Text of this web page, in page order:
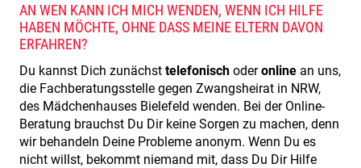
AN WEN KANN ICH MICH WENDEN, WENN ICH HILFE
HABEN MÖCHTE, OHNE DASS MEINE ELTERN DAVON
ERFAHREN?
Du kannst Dich zunächsttelefonisch oderonline an uns,
die Fachberatungsstelle gegen Zwangsheirat in NRW,
des Mädchenhauses Bielefeld wenden. Bei der Online-
Beratung brauchst Du Dir keine Sorgen zu machen, denn
wir behandeln Deine Probleme anonym. Wenn Du es
nicht willst, bekommt niemand mit, dass Du Dir Hilfe